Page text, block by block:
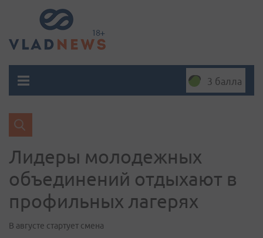
3 балла
Лидеры молодежных
объединений отдыхают в
профильных лагерях
В августе стартует смена